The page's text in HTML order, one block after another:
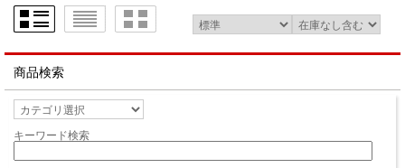
商品検索
キーワード検索